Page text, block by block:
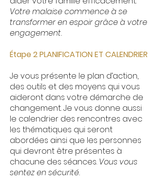
Votre malaise commence à se
transformer en espoir grâce à votre
engagement.
Étape 2 PLANIFICATION ET CALENDRIER
Je vous présente le plan d’action,
des outils et des moyens qui vous
aideront dans votre démarche de
changement. Je vous donne aussi
le calendrier des rencontres avec
les thématiques qui seront
abordées ainsi que les personnes
qui devront être présentes à
chacune des séances. Vous vous
sentez en sécurité.